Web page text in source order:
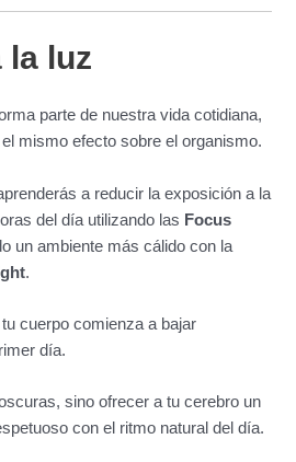
luz
parte de nuestra vida cotidiana,
mismo efecto sobre el organismo.
a reducir la exposición a la
del día utilizando las Focus
un ambiente más cálido con la
.
cuerpo comienza a bajar
día.
sino ofrecer a tu cerebro un
con el ritmo natural del día.